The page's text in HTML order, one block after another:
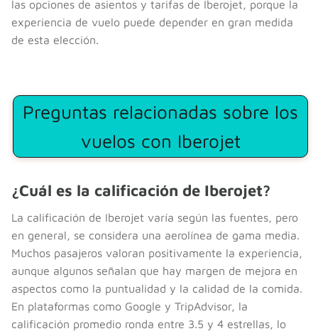
las opciones de asientos y tarifas de Iberojet, porque la
experiencia de vuelo puede depender en gran medida
de esta elección.
Preguntas relacionadas sobre los
vuelos con Iberojet
¿Cuál es la calificación de Iberojet?
La calificación de Iberojet varía según las fuentes, pero
en general, se considera una aerolínea de gama media.
Muchos pasajeros valoran positivamente la experiencia,
aunque algunos señalan que hay margen de mejora en
aspectos como la puntualidad y la calidad de la comida.
En plataformas como Google y TripAdvisor, la
calificación promedio ronda entre 3.5 y 4 estrellas, lo